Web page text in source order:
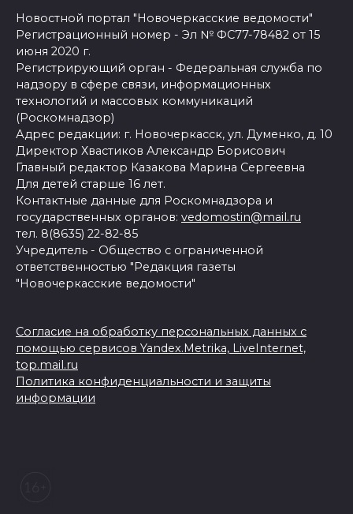
Новостной портал "Новочеркасские ведомости"
Регистрационный номер - Эл № ФС77-78482 от 15
июня 2020 г.
Регистрирующий орган - Федеральная служба по
надзору в сфере связи, информационных
технологий и массовых коммуникаций
(Роскомнадзор)
Адрес редакции: г. Новочеркасск, ул. Думенко, д. 10
Директор Хвастиков Александр Борисович
Главный редактор Казакова Марина Сергеевна
Для детей старше 16 лет.
Контактные данные для Роскомнадзора и
государственных органов: vedomostin@mail.ru
тел. 8(8635) 22-82-85
Учредитель - Общество с ограниченной
ответственностью "Редакция газеты
"Новочеркасские ведомости"
Согласие на обработку персональных данных с
помощью сервисов Yandex.Metrika, LiveInternet,
top.mail.ru
Политика конфиденциальности и защиты
информации